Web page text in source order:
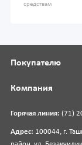
средствам
Горячая линия: (71)
Адрес: 100044, г.
Покупателю
Компания